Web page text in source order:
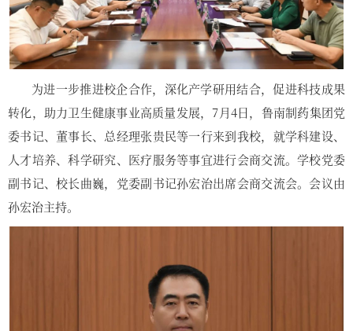
为进一步推进校企合作，深化产学研用结合，促进科技成果
转化，助力卫生健康事业高质量发展，7月4日，鲁南制药集团党
委书记、董事长、总经理张贵民等一行来到我校，就学科建设、
人才培养、科学研究、医疗服务等事宜进行会商交流。学校党委
副书记、校长曲巍，党委副书记孙宏治出席会商交流会。会议由
孙宏治主持。